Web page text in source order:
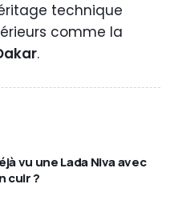
technique
comme la
.
vu une Lada Niva avec
cuir ?